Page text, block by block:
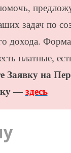
задач по
дохода.
платные,
Заявку на
—здесь